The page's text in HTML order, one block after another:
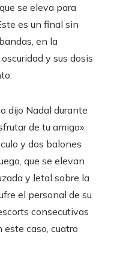
se eleva para
es un final sin
en la
y sus dosis
dijo Nadal durante
de tu amigo».
y dos balones
que se elevan
y letal sobre la
el personal de su
consecutivas
caso, cuatro